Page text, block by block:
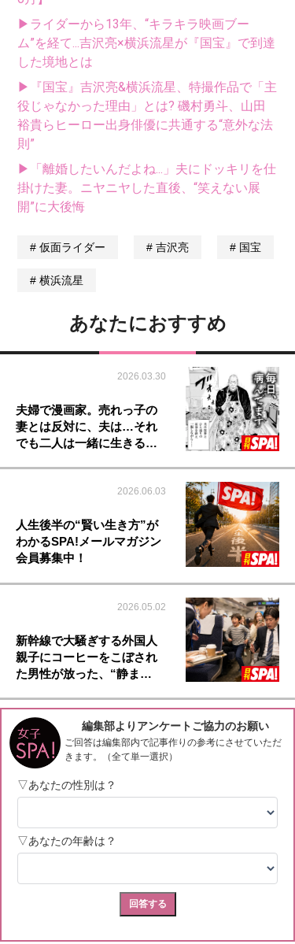
▶ライダーから13年、“キラキラ映画ブー
ム”を経て...吉沢亮×横浜流星が『国宝』で到達
した境地とは
▶『国宝』吉沢亮&横浜流星、特撮作品で「主
役じゃなかった理由」とは? 磯村勇斗、山田
裕貴らヒーロー出身俳優に共通する“意外な法
則”
▶「離婚したいんだよね...」夫にドッキリを仕
掛けた妻。ニヤニヤした直後、“笑えない展
開”に大後悔
仮面ライダー 吉沢亮 国宝
横浜流星
あなたにおすすめ
2026.03.30
夫婦で漫画家。売れっ子の
妻とは反対に、夫は…それ
でも二人は一緒に生きる…
2026.06.03
人生後半の“賢い生き方”が
わかるSPA!メールマガジン
会員募集中！
2026.05.02
新幹線で大騒ぎする外国人
親子にコーヒーをこぼされ
た男性が放った、“静ま…